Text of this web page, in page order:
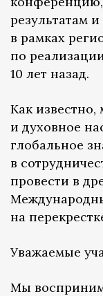
результатам
в рамках
по
10 лет назад.
Как известно,
и духовное
глобальное
в
провести в
на
Уважаемые
Мы